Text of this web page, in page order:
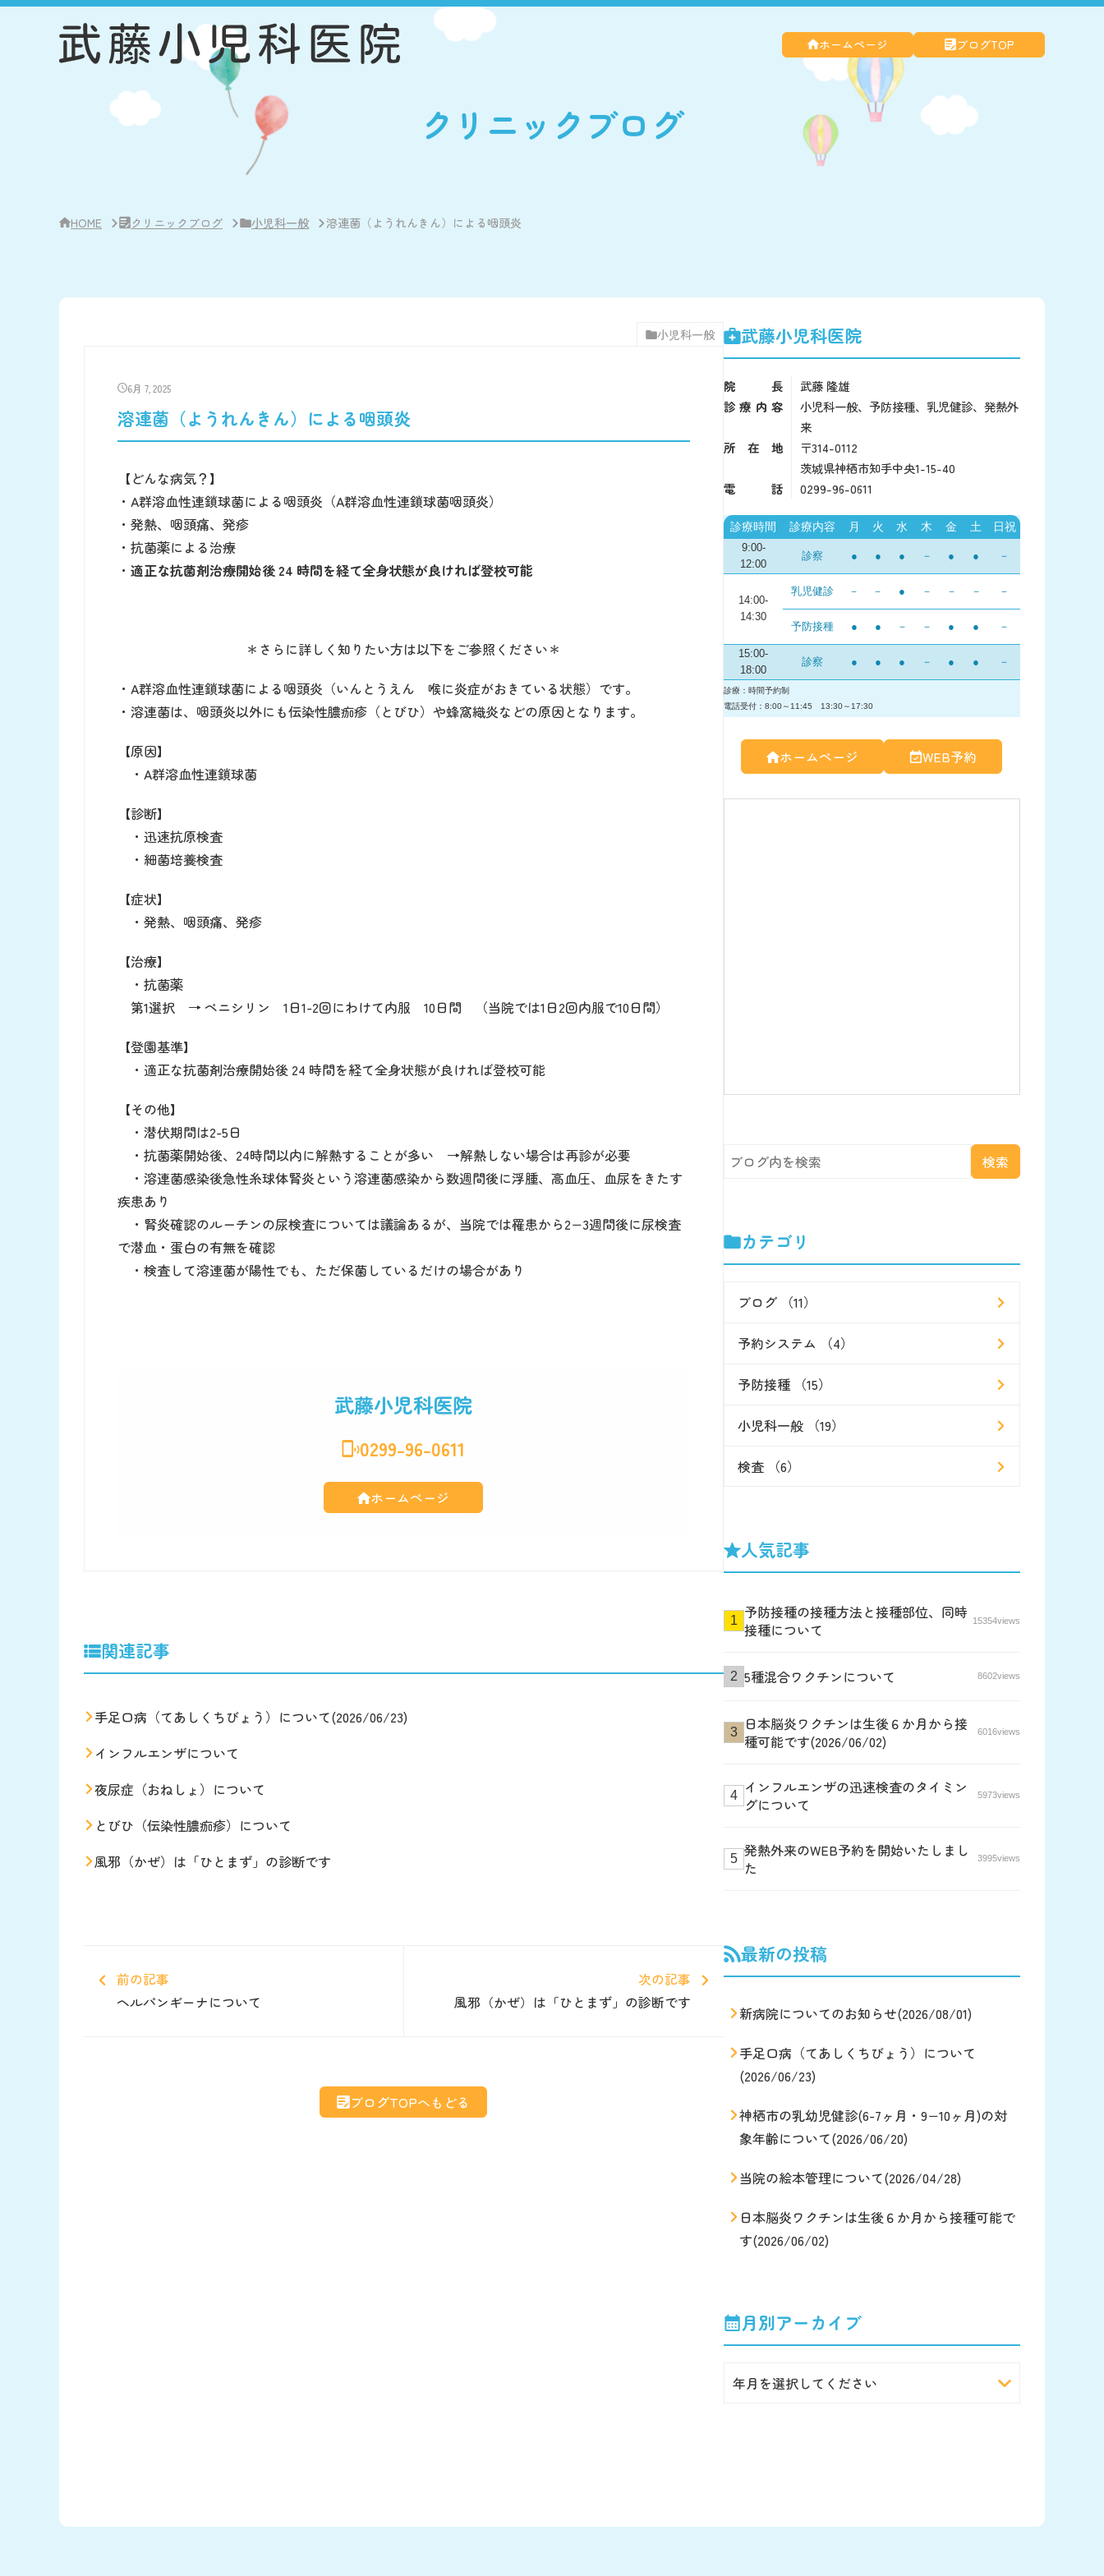
サ
ホームページ ブログTOP
クリニックブログ
HOME クリニックブログ 小児科一般 溶連菌（ようれんきん）による咽頭炎
小児科一般
6月 7, 2025
溶連菌（ようれんきん）による咽頭炎
【どんな病気？】
・A群溶血性連鎖球菌による咽頭炎（A群溶血性連鎖球菌咽頭炎）
・発熱、咽頭痛、発疹
・抗菌薬による治療
・ 適正な抗菌剤治療開始後 24 時間を経て全身状態が良ければ登校可能
＊さらに詳しく知りたい方は以下をご参照ください＊
・A群溶血性連鎖球菌による咽頭炎（いんとうえん 喉に炎症がおきている状態）です。
・溶連菌は、咽頭炎以外にも伝染性膿痂疹（とびひ）や蜂窩織炎などの原因となります。
【原因】
・A群溶血性連鎖球菌
【診断】
・迅速抗原検査
・細菌培養検査
【症状】
・発熱、咽頭痛、発疹
【治療】
・抗菌薬
第1選択 → ペニシリン 1日1-2回にわけて内服 10日間 （当院では1日2回内服で10日間）
【登園基準】
・適正な抗菌剤治療開始後 24 時間を経て全身状態が良ければ登校可能
【その他】
・潜伏期間は2-5日
・抗菌薬開始後、24時間以内に解熱することが多い →解熱しない場合は再診が必要
・溶連菌感染後急性糸球体腎炎という溶連菌感染から数週間後に浮腫、高血圧、血尿をきたす
疾患あり
・腎炎確認のルーチンの尿検査については議論あるが、当院では罹患から2−3週間後に尿検査
で潜血・蛋白の有無を確認
・検査して溶連菌が陽性でも、ただ保菌しているだけの場合があり
武藤小児科医院
0299-96-0611
ホームページ
関連記事
手足口病（てあしくちびょう）について(2026/06/23)
インフルエンザについて
夜尿症（おねしょ）について
とびひ（伝染性膿痂疹）について
風邪（かぜ）は「ひとまず」の診断です
前の記事
ヘルパンギーナについて
次の記事
風邪（かぜ）は「ひとまず」の診断です
ブログTOPへもどる
武藤小児科医院
院長
武藤 隆雄
診療内容
小児科一般、予防接種、乳児健診、発熱外
来
所在地
〒314-0112
茨城県神栖市知手中央1-15-40
電話
0299-96-0611
ホームページ WEB予約
カテゴリ
ブログ （11）
予約システム （4）
予防接種 （15）
小児科一般 （19）
検査 （6）
人気記事
予防接種の接種方法と接種部位、同時
接種について
15354views
5種混合ワクチンについて 8602views
日本脳炎ワクチンは生後６か月から接
種可能です(2026/06/02)
6016views
インフルエンザの迅速検査のタイミン
グについて
5973views
発熱外来のWEB予約を開始いたしまし
た
3995views
最新の投稿
新病院についてのお知らせ(2026/08/01)
手足口病（てあしくちびょう）について
(2026/06/23)
神栖市の乳幼児健診(6-7ヶ月・9−10ヶ月)の対
象年齢について(2026/06/20)
当院の絵本管理について(2026/04/28)
日本脳炎ワクチンは生後６か月から接種可能で
す(2026/06/02)
月別アーカイブ
年月を選択してください